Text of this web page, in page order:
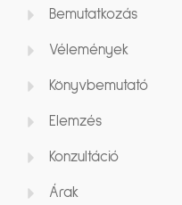
Bemutatkozás
Vélemények
Könyvbemutató
Elemzés
Konzultáció
Árak